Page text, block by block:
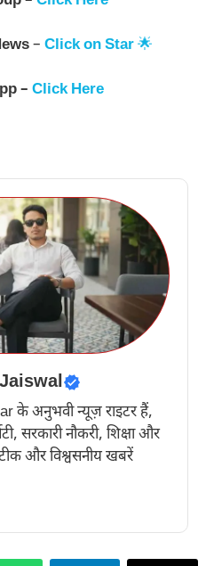
– Click on Star🌟
– Click Here
के अनुभवी न्यूज़ राइटर हैं,
सरकारी नौकरी, शिक्षा और
और विश्वसनीय खबरें